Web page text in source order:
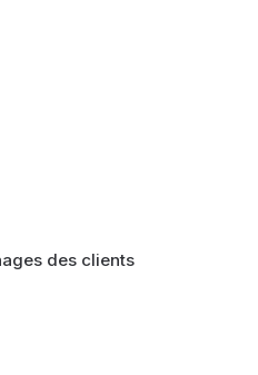
des clients